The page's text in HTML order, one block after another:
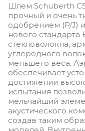
Шлем Schuberth
прочный и очень
одобрением (P/J)
нового стандарта
стекловолокна,
углеродного
меньшего веса.
обеспечивает
достижении
испытания
мельчайший
акустического
создав таким